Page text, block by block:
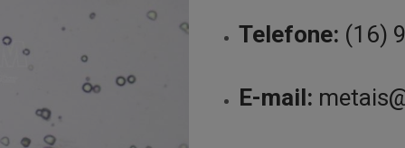
Telefone: (16)
E-mail: